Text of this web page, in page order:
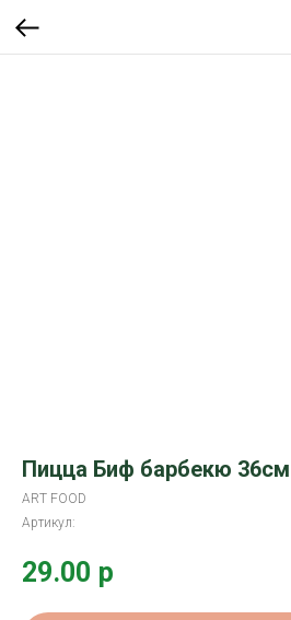
Пицца Биф барбекю 36см
ART FOOD
Артикул:
29.00 р